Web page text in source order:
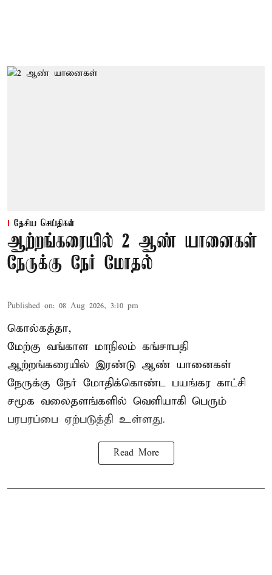
தேசிய செய்திகள்
ஆற்றங்கரையில் 2 ஆண் யானைகள்
நேருக்கு நேர் மோதல்
Published on: 08 Aug 2026, 3:10 pm
கொல்கத்தா,
மேற்கு வங்காள மாநிலம் கங்சாபதி
ஆற்றங்கரையில் இரண்டு ஆண் யானைகள்
நேருக்கு நேர் மோதிக்கொண்ட பயங்கர காட்சி
சமூக வலைதளங்களில் வெளியாகி பெரும்
பரபரப்பை ஏற்படுத்தி உள்ளது.
Read More